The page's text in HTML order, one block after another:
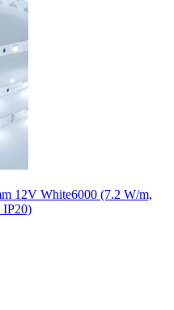
12V White6000 (7.2 W/m,
IP20)